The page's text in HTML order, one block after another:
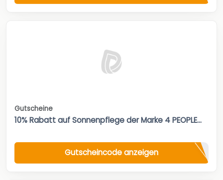
Gutscheine
10% Rabatt auf Sonnenpflege der Marke 4 PEOPLE...
Gutscheincode anzeigen